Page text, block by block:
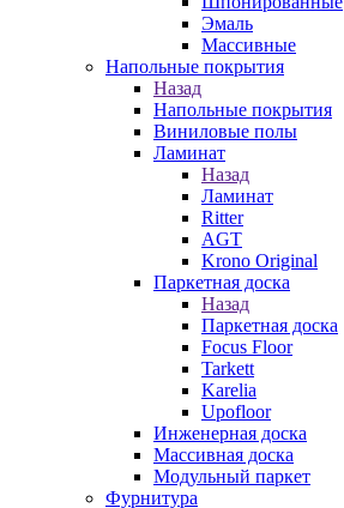
Эмаль
Массивные
Напольные покрытия
Назад
Напольные покрытия
Виниловые полы
Ламинат
Назад
Ламинат
Ritter
AGT
Krono Original
Паркетная доска
Назад
Паркетная доска
Focus Floor
Tarkett
Karelia
Upofloor
Инженерная доска
Массивная доска
Модульный паркет
Фурнитура